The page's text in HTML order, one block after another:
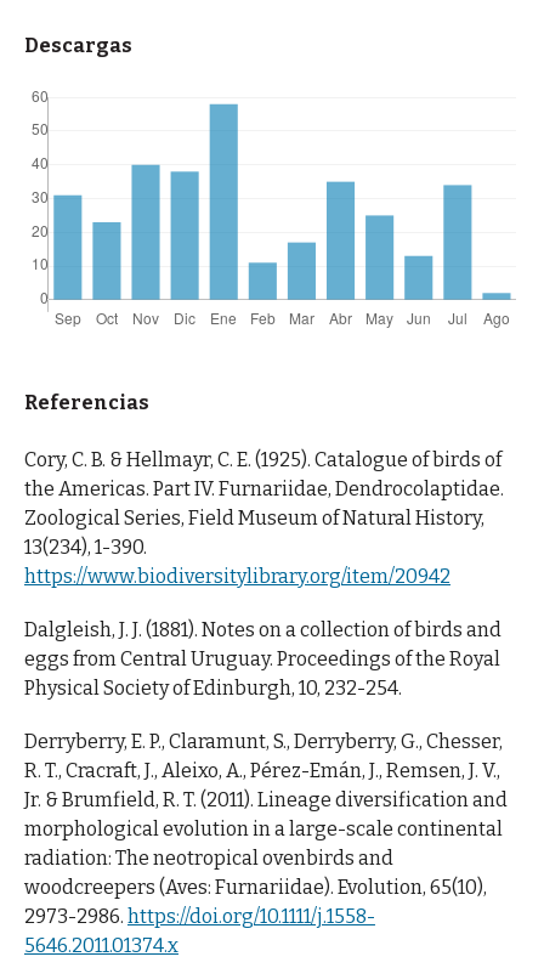
Descargas
Referencias
Cory, C. B. & Hellmayr, C. E. (1925). Catalogue of birds of
the Americas. Part IV. Furnariidae, Dendrocolaptidae.
Zoological Series, Field Museum of Natural History,
13(234), 1-390.
https://www.biodiversitylibrary.org/item/20942
Dalgleish, J. J. (1881). Notes on a collection of birds and
eggs from Central Uruguay. Proceedings of the Royal
Physical Society of Edinburgh, 10, 232-254.
Derryberry, E. P., Claramunt, S., Derryberry, G., Chesser,
R. T., Cracraft, J., Aleixo, A., Pérez-Emán, J., Remsen, J. V.,
Jr. & Brumfield, R. T. (2011). Lineage diversification and
morphological evolution in a large-scale continental
radiation: The neotropical ovenbirds and
woodcreepers (Aves: Furnariidae). Evolution, 65(10),
2973-2986. https://doi.org/10.1111/j.1558-
5646.2011.01374.x